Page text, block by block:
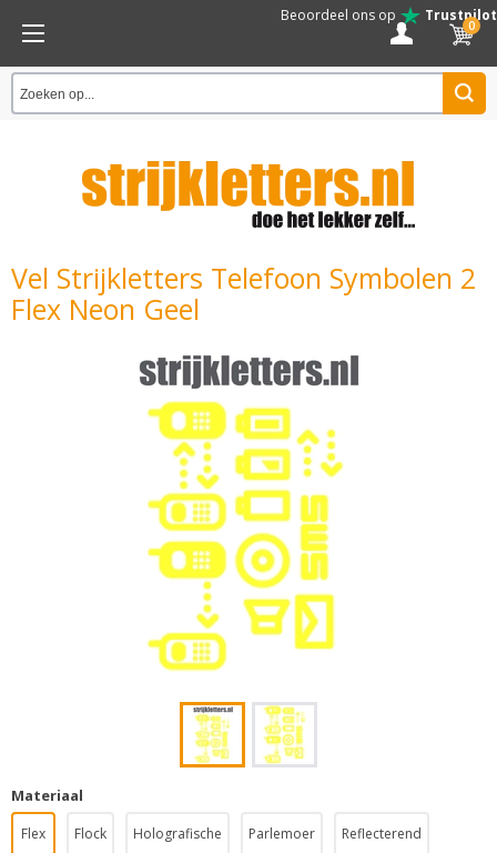
Beoordeel ons op Trustpilot
0
Vel Strijkletters Telefoon Symbolen 2
Flex Neon Geel
Materiaal
Flex Flock Holografische Parlemoer Reflecterend